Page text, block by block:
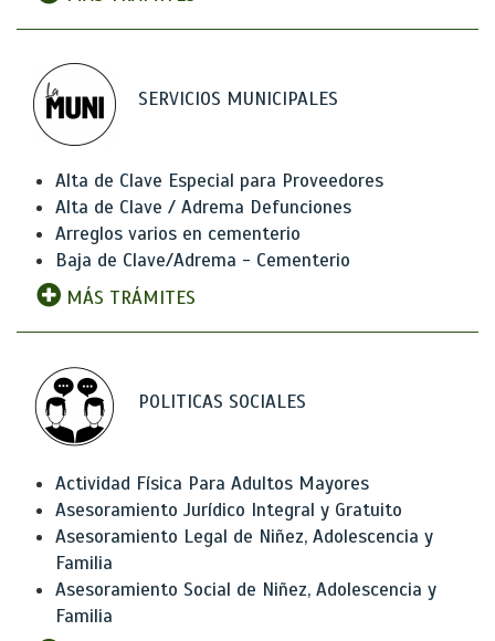
SERVICIOS MUNICIPALES
Alta de Clave Especial para Proveedores
Alta de Clave / Adrema Defunciones
Arreglos varios en cementerio
Baja de Clave/Adrema - Cementerio
MÁS TRÁMITES
POLITICAS SOCIALES
Actividad Física Para Adultos Mayores
Asesoramiento Jurídico Integral y Gratuito
Asesoramiento Legal de Niñez, Adolescencia y
Familia
Asesoramiento Social de Niñez, Adolescencia y
Familia